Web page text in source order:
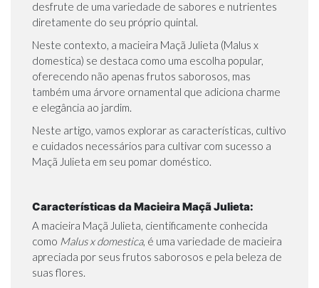
desfrute de uma variedade de sabores e nutrientes
diretamente do seu próprio quintal.
Neste contexto, a macieira Maçã Julieta (Malus x
domestica) se destaca como uma escolha popular,
oferecendo não apenas frutos saborosos, mas
também uma árvore ornamental que adiciona charme
e elegância ao jardim.
Neste artigo, vamos explorar as características, cultivo
e cuidados necessários para cultivar com sucesso a
Maçã Julieta em seu pomar doméstico.
Características da Macieira Maçã Julieta:
A macieira Maçã Julieta, cientificamente conhecida
como Malus x domestica, é uma variedade de macieira
apreciada por seus frutos saborosos e pela beleza de
suas flores.